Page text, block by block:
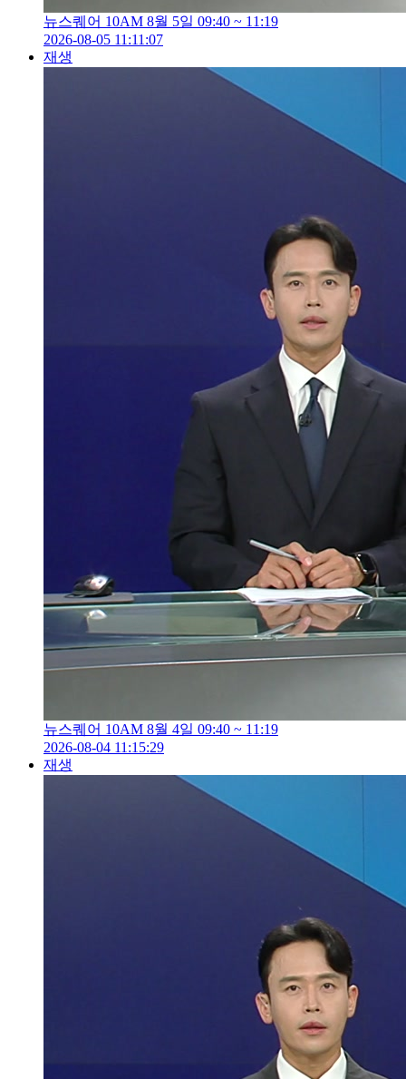
뉴스퀘어 10AM 8월 5일 09:40 ~ 11:19
2026-08-05 11:11:07
재생
뉴스퀘어 10AM 8월 4일 09:40 ~ 11:19
2026-08-04 11:15:29
재생